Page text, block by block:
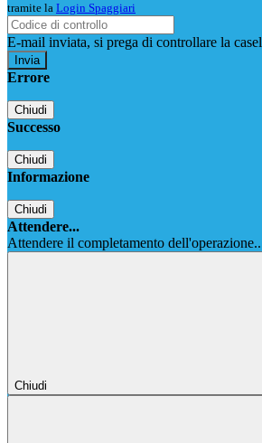
tramite la Login Spaggiari
E-mail inviata, si prega di controllare la
Errore
Chiudi
Successo
Chiudi
Informazione
Chiudi
Attendere...
Attendere il completamento
Chiudi